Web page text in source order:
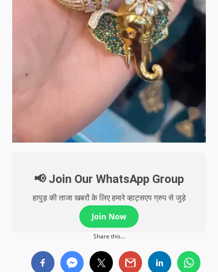
📢 Join Our WhatsApp Group
हापुड़ की ताजा खबरों के लिए हमारे व्हाट्सएप ग्रुप से जुड़े
Join Now
Share this...